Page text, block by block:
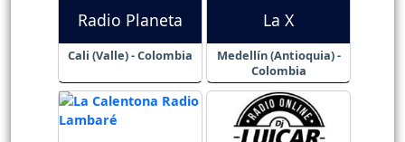
Radio Planeta
Cali (Valle) - Colombia
La X
Medellín (Antioquia) -
Colombia